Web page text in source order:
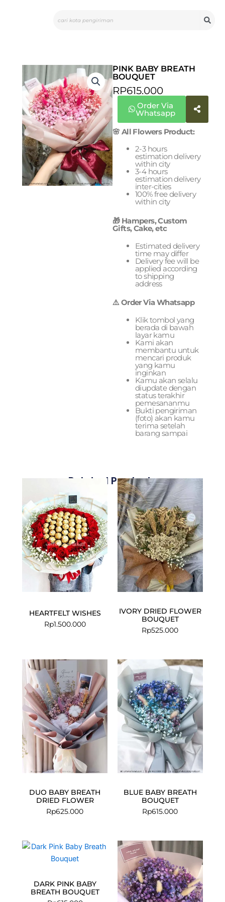
PINK BABY BREATH
BOUQUET
RP615.000
Order Via
Whatsapp
🌸 All Flowers Product:
2-3 hours
estimation delivery
within city
3-4 hours
estimation delivery
inter-cities
100% free delivery
within city
🎁 Hampers, Custom
Gifts, Cake, etc
Estimated delivery
time may differ
Delivery fee will be
applied according
to shipping
address
⚠️ Order Via Whatsapp
Klik tombol yang
berada di bawah
layar kamu
Kami akan
membantu untuk
mencari produk
yang kamu
inginkan
Kamu akan selalu
diupdate dengan
status terakhir
pemesananmu
Bukti pengiriman
(foto) akan kamu
terima setelah
barang sampai
Related Products
HEARTFELT WISHES
Rp1.500.000
IVORY DRIED FLOWER
BOUQUET
Rp525.000
DUO BABY BREATH
DRIED FLOWER
Rp625.000
BLUE BABY BREATH
BOUQUET
Rp615.000
DARK PINK BABY
BREATH BOUQUET